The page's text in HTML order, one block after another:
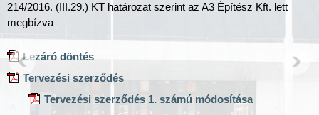
214/2016. (III.29.) KT határozat szerint az A3 Építész Kft. lett
megbízva
Lezáró döntés
Tervezési szerződés
Tervezési szerződés 1. számú módosítása